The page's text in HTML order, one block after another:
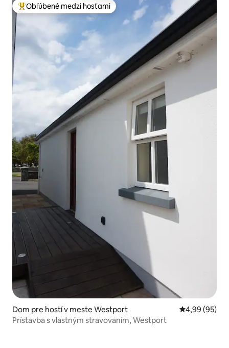
Najobľúbenejšie medzi hosťami
Obľúbené medzi hosťami
Dom pre hostí v meste Westport Priemerné
4,99 (95)
Prístavba s vlastným stravovaním, Westport